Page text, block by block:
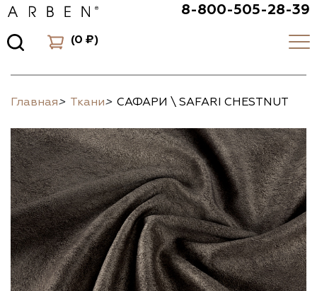
8-800-505-28-39
(0 ₽)
Главная> Ткани> САФАРИ \ SAFARI CHESTNUT